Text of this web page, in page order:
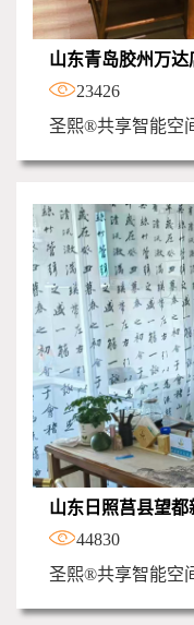
山东青岛胶州万达
23426
圣熙®共享智能空
山东日照莒县望都
44830
圣熙®共享智能空